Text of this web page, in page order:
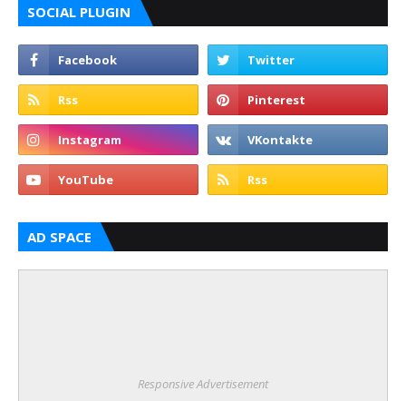
SOCIAL PLUGIN
AD SPACE
Responsive Advertisement